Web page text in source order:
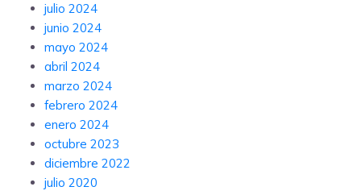
julio 2024
junio 2024
mayo 2024
abril 2024
marzo 2024
febrero 2024
enero 2024
octubre 2023
diciembre 2022
julio 2020